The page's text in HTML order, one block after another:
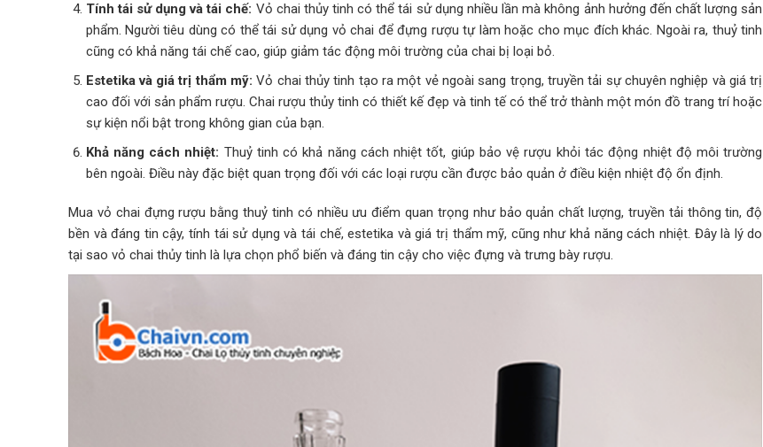
Tính tái sử dụng và tái chế: Vỏ chai thủy tinh có thể tái sử dụng nhiều lần mà không ảnh hưởng đến chất lượng sản
phẩm. Người tiêu dùng có thể tái sử dụng vỏ chai để đựng rượu tự làm hoặc cho mục đích khác. Ngoài ra, thuỷ tinh
cũng có khả năng tái chế cao, giúp giảm tác động môi trường của chai bị loại bỏ.
Estetika và giá trị thẩm mỹ: Vỏ chai thủy tinh tạo ra một vẻ ngoài sang trọng, truyền tải sự chuyên nghiệp và giá trị
cao đối với sản phẩm rượu. Chai rượu thủy tinh có thiết kế đẹp và tinh tế có thể trở thành một món đồ trang trí hoặc
sự kiện nổi bật trong không gian của bạn.
Khả năng cách nhiệt: Thuỷ tinh có khả năng cách nhiệt tốt, giúp bảo vệ rượu khỏi tác động nhiệt độ môi trường
bên ngoài. Điều này đặc biệt quan trọng đối với các loại rượu cần được bảo quản ở điều kiện nhiệt độ ổn định.
Mua vỏ chai đựng rượu bằng thuỷ tinh có nhiều ưu điểm quan trọng như bảo quản chất lượng, truyền tải thông tin, độ
bền và đáng tin cậy, tính tái sử dụng và tái chế, estetika và giá trị thẩm mỹ, cũng như khả năng cách nhiệt. Đây là lý do
tại sao vỏ chai thủy tinh là lựa chọn phổ biến và đáng tin cậy cho việc đựng và trưng bày rượu.